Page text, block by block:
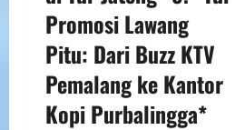
Promosi Lawang
Pitu: Dari Buzz KTV
Pemalang ke Kantor
Kopi Purbalingga*